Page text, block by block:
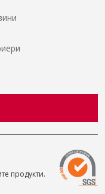
продукти.